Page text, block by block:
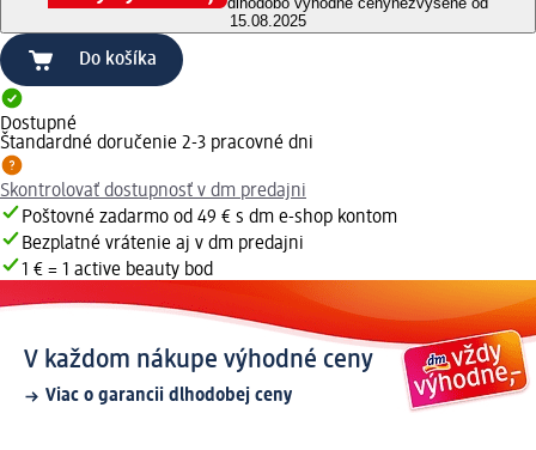
15.08.2025
Do košíka
Dostupné
Štandardné doručenie 2-3 pracovné dni
Skontrolovať dostupnosť v dm predajni
Poštovné zadarmo od 49 € s dm e-shop kontom
Bezplatné vrátenie aj v dm predajni
1 € = 1 active beauty bod
V každom nákupe výhodné ceny
Viac o garancii dlhodobej ceny